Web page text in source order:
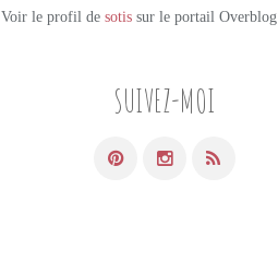
SUIVEZ-MOI
Voir le profil de sotis sur le portail Overblog